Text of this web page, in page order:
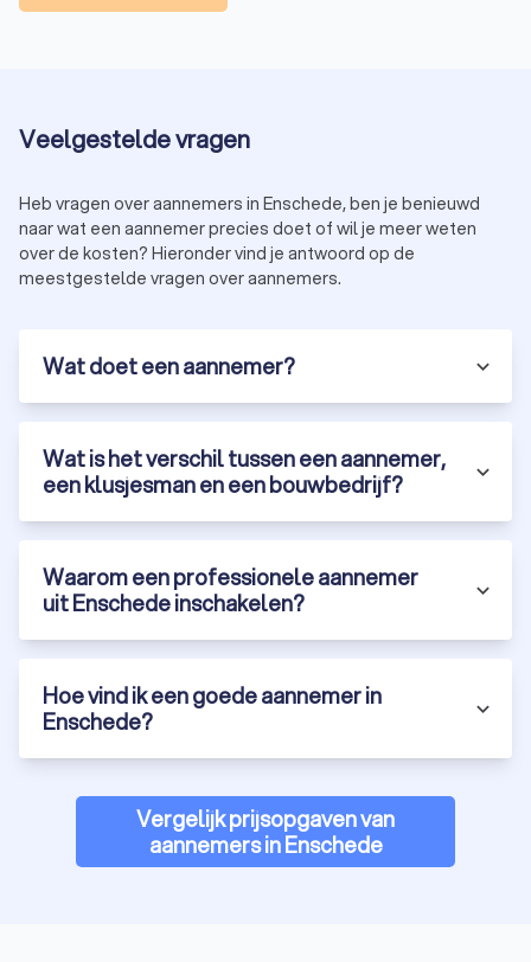
Veelgestelde vragen
Heb vragen over aannemers in Enschede, ben je benieuwd
naar wat een aannemer precies doet of wil je meer weten
over de kosten? Hieronder vind je antwoord op de
meestgestelde vragen over aannemers.
Wat doet een aannemer?
Wat is het verschil tussen een aannemer,
een klusjesman en een bouwbedrijf?
Waarom een professionele aannemer
uit Enschede inschakelen?
Hoe vind ik een goede aannemer in
Enschede?
Vergelijk prijsopgaven van
aannemers in Enschede